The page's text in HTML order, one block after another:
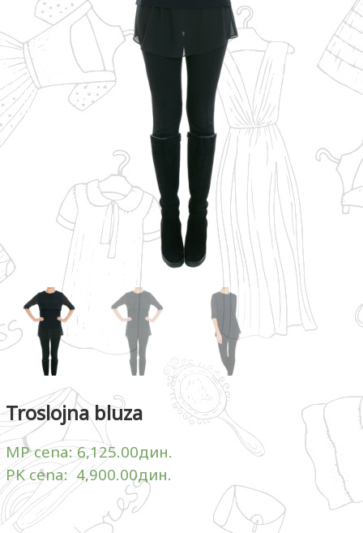
Troslojna bluza
MP cena: 6,125.00дин.
PK cena:4,900.00дин.